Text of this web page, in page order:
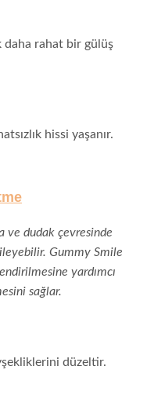
daha rahat bir gülüş
hissi yaşanır.
ve dudak çevresinde
Gummy Smile
yardımcı
sağlar.
düzeltir.